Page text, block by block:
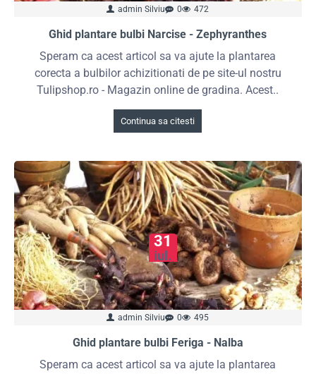
admin Silviu 0 472
Ghid plantare bulbi Narcise - Zephyranthes
Speram ca acest articol sa va ajute la plantarea
corecta a bulbilor achizitionati de pe site-ul nostru
Tulipshop.ro - Magazin online de gradina. Acest..
Continua sa citesti
31
iul.
admin Silviu 0 495
Ghid plantare bulbi Feriga - Nalba
Speram ca acest articol sa va ajute la plantarea